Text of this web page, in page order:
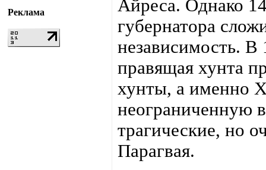
Реклама
Айреса. Однако
губернатора
независимость.
правящая хунта
хунты, а именно
неограниченную
трагические, но
Парагвая.